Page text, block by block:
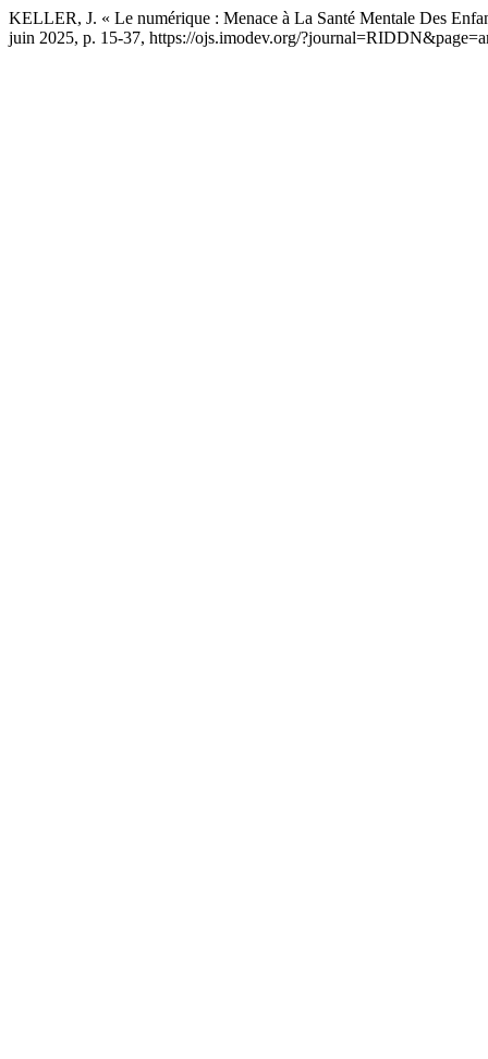
KELLER, J. « Le numérique : Menace à La Santé Mentale Des
juin 2025, p. 15-37, https://ojs.imodev.org/